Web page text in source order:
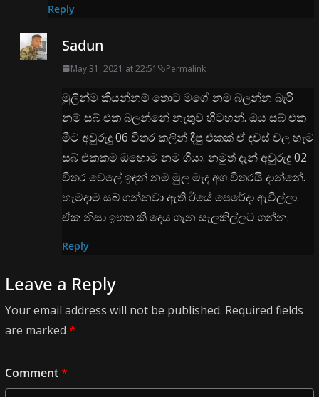
Reply
Sadun
May 31, 2021 at 22:51 Permalink
මුලින්ම කියන්නම් තොට මගේ නම බලන්න බැරි
නම් සබ් එක බලන්නේ නැතුව හිටහන්. ඔය සබ් එක
මීට අවුරුදු 06 විතර කලින් දීපු එකක් ඒ දවස් වල හැම
සබ් එකකම ඔහොම නම ගියා. නමුත් දැන් අවුරුදු 02
විතර වෙලේ ඉඳන් නම මුල මැද අග විතරයි දාන්නේ.
හැමදාම සබ් ගන්නවා ඇති ඊයේ පෙරේදා ඇවිල්ලා.
ඒක නිසා ඉහත කී දෙය ගැන සැලකිල්ලට ගන්න.
Reply
Leave a Reply
Your email address will not be published. Required fields
are marked *
Comment*